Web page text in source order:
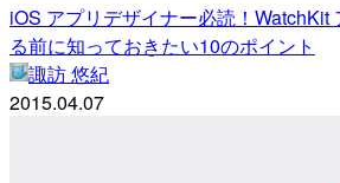
iOS アプリデザイナー必読！WatchKit
る前に知っておきたい10のポイント
諏訪 悠紀
2015.04.07